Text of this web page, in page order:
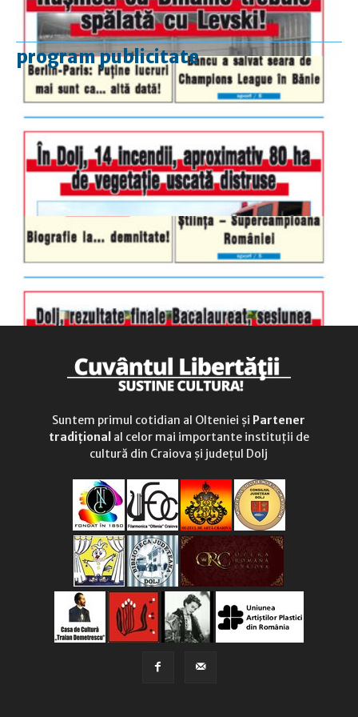
program publicitate
luni-vineri
9.00 - 17.00
duminică
9.00 - 12.00
Suntem primul cotidian al Olteniei și Partener
tradițional al celor mai importante instituții de
cultură din Craiova și județul Dolj